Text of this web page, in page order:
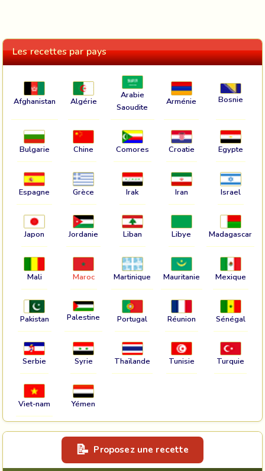
Les recettes par pays
Afghanistan Algérie
Arabie
Saoudite
Arménie Bosnie
Bulgarie Chine Comores Croatie Egypte
Espagne Grèce Irak Iran Israel
Japon Jordanie Liban Libye Madagascar
Mali Maroc Martinique Mauritanie Mexique
Pakistan Palestine Portugal Réunion Sénégal
Serbie Syrie Thaïlande Tunisie Turquie
Viet-nam Yémen
Proposez une recette